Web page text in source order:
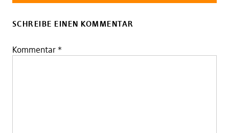
SCHREIBE EINEN KOMMENTAR
Kommentar *